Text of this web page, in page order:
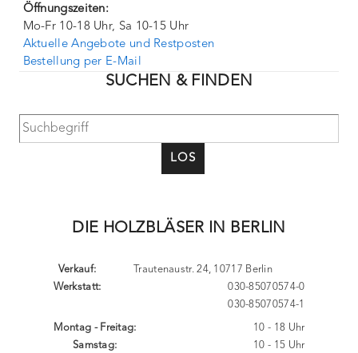
Öffnungszeiten:
Mo-Fr 10-18 Uhr, Sa 10-15 Uhr
Aktuelle Angebote und Restposten
Bestellung per E-Mail
SUCHEN & FINDEN
LOS
DIE HOLZBLÄSER IN BERLIN
Trautenaustr. 24, 10717 Berlin
Verkauf:
Werkstatt:
030-85070574-0
030-85070574-1
Montag - Freitag:
Samstag:
10 - 18 Uhr
10 - 15 Uhr